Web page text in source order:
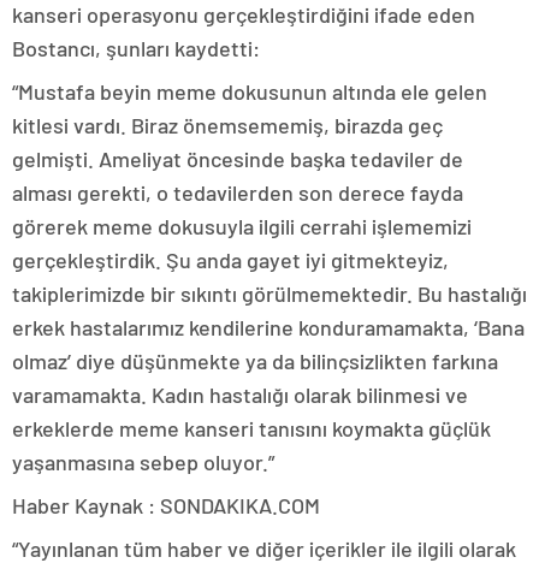
kanseri operasyonu gerçekleştirdiğini ifade eden
Bostancı, şunları kaydetti:
“Mustafa beyin meme dokusunun altında ele gelen
kitlesi vardı. Biraz önemsememiş, birazda geç
gelmişti. Ameliyat öncesinde başka tedaviler de
alması gerekti, o tedavilerden son derece fayda
görerek meme dokusuyla ilgili cerrahi işlememizi
gerçekleştirdik. Şu anda gayet iyi gitmekteyiz,
takiplerimizde bir sıkıntı görülmemektedir. Bu hastalığı
erkek hastalarımız kendilerine konduramamakta, ‘Bana
olmaz’ diye düşünmekte ya da bilinçsizlikten farkına
varamamakta. Kadın hastalığı olarak bilinmesi ve
erkeklerde meme kanseri tanısını koymakta güçlük
yaşanmasına sebep oluyor.”
Haber Kaynak : SONDAKIKA.COM
“Yayınlanan tüm haber ve diğer içerikler ile ilgili olarak